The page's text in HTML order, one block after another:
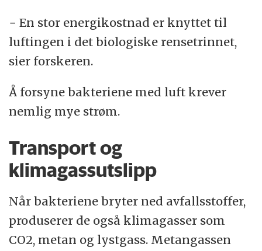
− En stor energikostnad er knyttet til
luftingen i det biologiske rensetrinnet,
sier forskeren.
Å forsyne bakteriene med luft krever
nemlig mye strøm.
Transport og
klimagassutslipp
Når bakteriene bryter ned avfallsstoffer,
produserer de også klimagasser som
CO2, metan og lystgass. Metangassen